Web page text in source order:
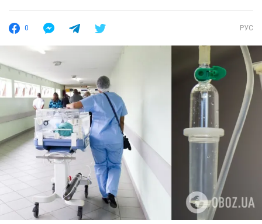
0 РУС